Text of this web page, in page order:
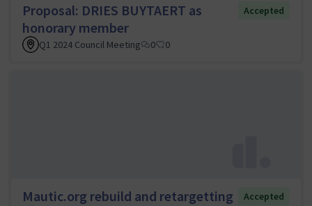
Proposal: DRIES BUYTAERT as
honorary member
Accepted
Q1 2024 Council Meeting 0 0
Mautic.org rebuild and retargetting
Accepted